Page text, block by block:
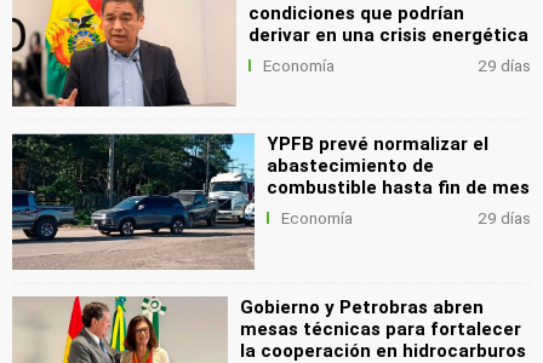
condiciones que podrían
derivar en una crisis energética
Economía 29 días
YPFB prevé normalizar el
abastecimiento de
combustible hasta fin de mes
Economía 29 días
Gobierno y Petrobras abren
mesas técnicas para fortalecer
la cooperación en hidrocarburos